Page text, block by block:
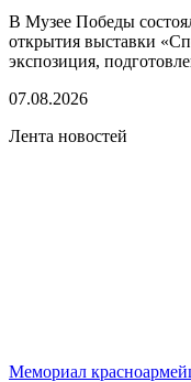
В Музее Победы
открытия выставки
экспозиция,
07.08.2026
Лента новостей
Мемориал